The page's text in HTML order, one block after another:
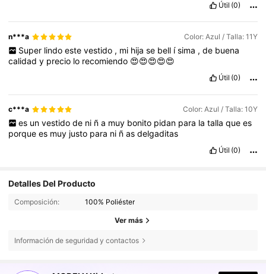
Útil (0)
n***a Color: Azul / Talla: 11Y
Super lindo este vestido , mi hija se bell ísima , de buena
calidady precio lo recomiendo 😍😍😍😍😍
Útil (0)
c***a Color: Azul / Talla: 10Y
es un vestido de ni ñ a muy bonito pidan para la talla que es
porquees muy justo para ni ñasdelgaditas
Útil (0)
Detalles Del Producto
Composición: 100% Poliéster
Ver más
Información de seguridad y contactos